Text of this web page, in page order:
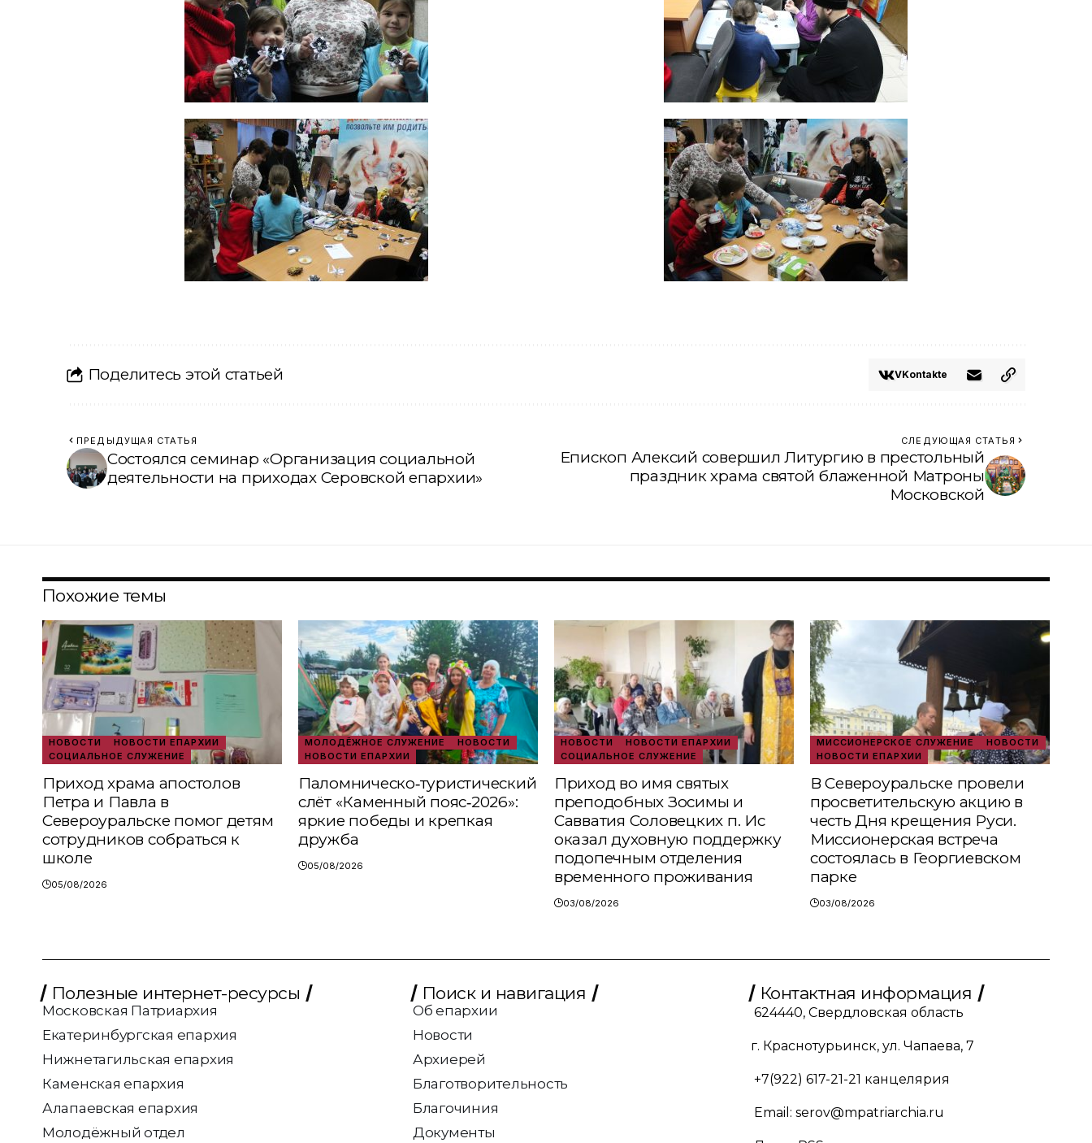
Поделитесь этой статьей VKontakte
ПРЕДЫДУЩАЯ СТАТЬЯ
Состоялся семинар «Организация социальной
деятельности на приходах Серовской епархии»
СЛЕДУЮЩАЯ СТАТЬЯ
Епископ Алексий совершил Литургию в престольный
праздник храма святой блаженной Матроны
Московской
Похожие темы
НОВОСТИ
НОВОСТИ ЕПАРХИИ
СОЦИАЛЬНОЕ СЛУЖЕНИЕ
Приход храма апостолов
Петра и Павла в
Североуральске помог детям
сотрудников собраться к
школе
05/08/2026
МОЛОДЁЖНОЕ СЛУЖЕНИЕ
НОВОСТИ
НОВОСТИ ЕПАРХИИ
Паломническо‑туристический
слёт «Каменный пояс‑2026»:
яркие победы и крепкая
дружба
05/08/2026
НОВОСТИ
НОВОСТИ ЕПАРХИИ
СОЦИАЛЬНОЕ СЛУЖЕНИЕ
Приход во имя святых
преподобных Зосимы и
Савватия Соловецких п. Ис
оказал духовную поддержку
подопечным отделения
временного проживания
03/08/2026
МИССИОНЕРСКОЕ СЛУЖЕНИЕ
НОВОСТИ
НОВОСТИ ЕПАРХИИ
В Североуральске провели
просветительскую акцию в
честь Дня крещения Руси.
Миссионерская встреча
состоялась в Георгиевском
парке
03/08/2026
Полезные интернет-ресурсы
Московская Патриархия
Екатеринбургская епархия
Нижнетагильская епархия
Каменская епархия
Алапаевская епархия
Молодёжный отдел
Поиск и навигация
Об епархии
Новости
Архиерей
Благотворительность
Благочиния
Документы
Контактная информация
624440, Свердловская область
г. Краснотурьинск, ул. Чапаева, 7
+7(922) 617-21-21 канцелярия
Email: serov@mpatriarchia.ru